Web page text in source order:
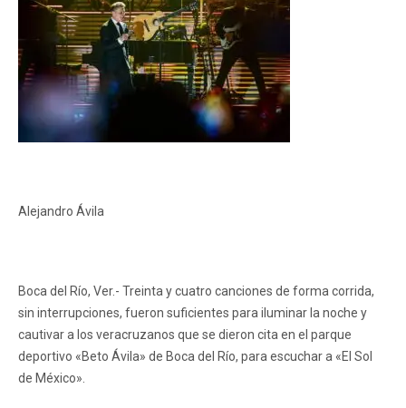
Alejandro Ávila
Boca del Río, Ver.- Treinta y cuatro canciones de forma corrida,
sin interrupciones, fueron suficientes para iluminar la noche y
cautivar a los veracruzanos que se dieron cita en el parque
deportivo «Beto Ávila» de Boca del Río, para escuchar a «El Sol
de México».